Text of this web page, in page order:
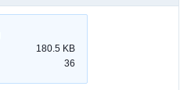
180.5 KB
36